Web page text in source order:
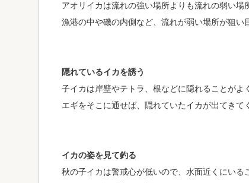
アオリイカは流れの強い場所よりも流れの弱い場
漁港の中や磯の内側など、流れが弱い場所が狙い
隠れているイカを誘う
子イカは岸壁やテトラ、根などに隠れることがよ
エギをそこに通せば、隠れていたイカが出てきて
イカの姿を見て釣る
秋の子イカは警戒心が低いので、水面近くにいる